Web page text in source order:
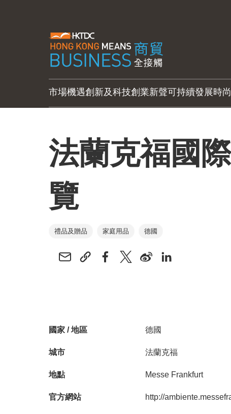
市場機遇創新及科技創業新聲可持續發展時
法蘭克福國
覽
禮品及贈品 家庭用品 德國
國家 / 地區 德國
城市 法蘭克福
地點 Messe Frankfurt
官方網站 http://